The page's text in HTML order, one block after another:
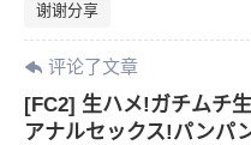
谢谢分享
评论了文章
[FC2] 生ハメ!ガチムチ
アナルセックス!パンパ